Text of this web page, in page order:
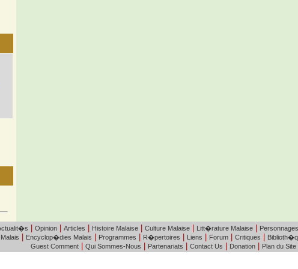
Opinion| Articles Histoire Malaise| Culture Malaise| Litt�rature Malaise| Personnages
Encyclop�dies Malais Programmes R�pertoires Liens Forum Critiques
Guest Comment
Qui Sommes-Nous Partenariats Contact Us Donation Plan du Site